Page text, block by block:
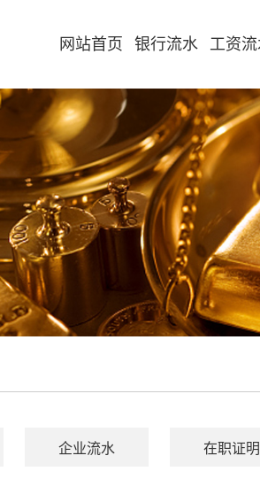
网站首页 银行流水 工资
企业流水 在职证明